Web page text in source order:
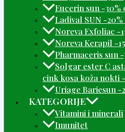
Eucerin sun -30%
Ladival SUN -
Noreva Exfoliac -
Noreva Kerapil -
Pharmaceris sun
Solgar ester C
cink kosa koža nokti
Uriage Bariesun -
KATEGORIJE
Vitamini i minerali
Imunitet